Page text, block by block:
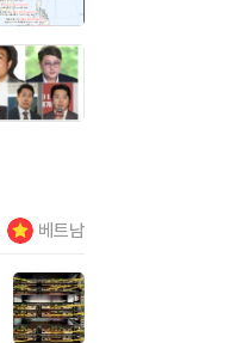
베트남